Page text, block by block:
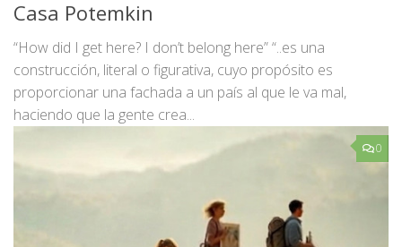
Casa Potemkin
“How did I get here? I don’t belong here” “..es una
construcción, literal o figurativa, cuyo propósito es
proporcionar una fachada a un país al que le va mal,
haciendo que la gente crea...
0